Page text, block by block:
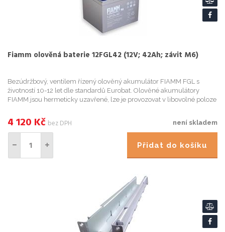
Fiamm olověná baterie 12FGL42 (12V; 42Ah; závit M6)
Bezúdržbový, ventilem řízený olověný akumulátor FIAMM FGL s
životností 10-12 let dle standardů Eurobat. Olověné akumulátory
FIAMM jsou hermeticky uzavřené, lze je provozovat v libovolné poloze
není skladem
4 120 Kč bez DPH
Přidat do košíku